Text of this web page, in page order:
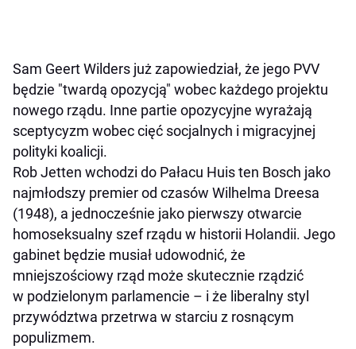
Sam Geert Wilders już zapowiedział, że jego PVV
będzie "twardą opozycją" wobec każdego projektu
nowego rządu. Inne partie opozycyjne wyrażają
sceptycyzm wobec cięć socjalnych i migracyjnej
polityki koalicji.
Rob Jetten wchodzi do Pałacu Huis ten Bosch jako
najmłodszy premier od czasów Wilhelma Dreesa
(1948), a jednocześnie jako pierwszy otwarcie
homoseksualny szef rządu w historii Holandii. Jego
gabinet będzie musiał udowodnić, że
mniejszościowy rząd może skutecznie rządzić
w podzielonym parlamencie – i że liberalny styl
przywództwa przetrwa w starciu z rosnącym
populizmem.